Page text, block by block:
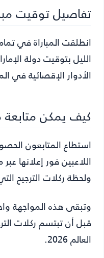
تفاصيل توقيت
انطلقت المباراة في
الليل بتوقيت دولة
الأدوار الإقصائية في
كيف يمكن متابعة
استطاع المتابعون
ولحظة ركلات الترجيح
وتبقى هذه المواجهة
قبل أن تبتسم ركلات
العالم 2026.